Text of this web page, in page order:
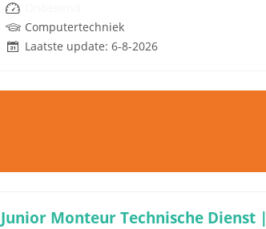
Computertechniek
Laatste update: 6-8-2026
Junior Monteur Technische Dienst